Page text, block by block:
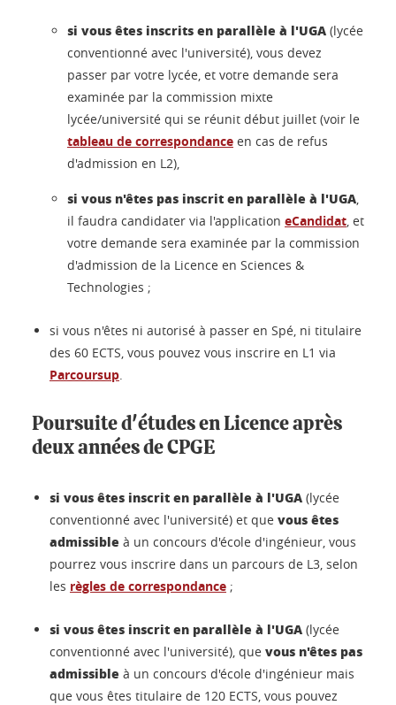
si vous êtes inscrits en parallèle à l'UGA (lycée
conventionné avec l'université), vous devez
passer par votre lycée, et votre demande sera
examinée par la commission mixte
lycée/université qui se réunit début juillet (voir le
tableau de correspondance en cas de refus
d'admission en L2),
si vous n'êtes pas inscrit en parallèle à l'UGA,
il faudra candidater via l'application eCandidat, et
votre demande sera examinée par la commission
d'admission de la Licence en Sciences &
Technologies ;
si vous n'êtes ni autorisé à passer en Spé, ni titulaire
des 60 ECTS, vous pouvez vous inscrire en L1 via
Parcoursup.
Poursuite d'études en Licence après
deux années de CPGE
si vous êtes inscrit en parallèle à l'UGA (lycée
conventionné avec l'université) et que vous êtes
admissible à un concours d'école d'ingénieur, vous
pourrez vous inscrire dans un parcours de L3, selon
les règles de correspondance ;
si vous êtes inscrit en parallèle à l'UGA (lycée
conventionné avec l'université), que vous n'êtes pas
admissible à un concours d'école d'ingénieur mais
que vous êtes titulaire de 120 ECTS, vous pouvez